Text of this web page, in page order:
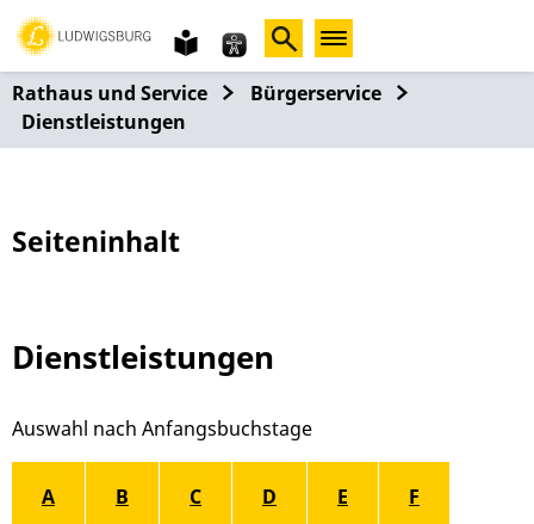
Gebärdensprache
leichte
Sprache
Rathaus und Service
Bürgerservice
Dienstleistungen
Seiteninhalt
Dienstleistungen
Alphabetisches Register überspringen
A B C D E F